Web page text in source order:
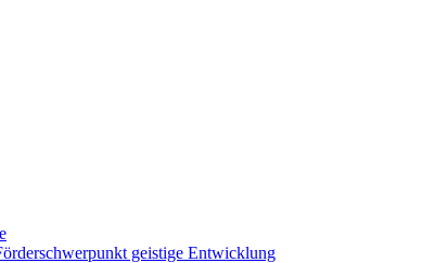
geistige Entwicklung